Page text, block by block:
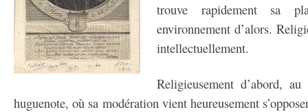
trouve rapidement sa
environnement d’alors.
intellectuellement.
Religieusement d’abord,
huguenote, où sa modération vient heureusement